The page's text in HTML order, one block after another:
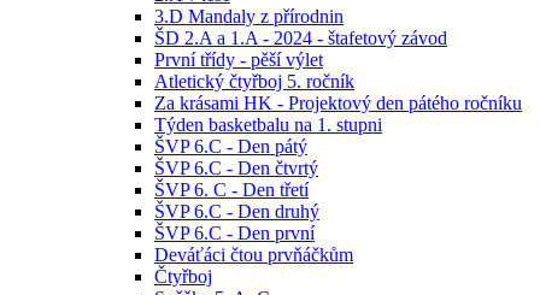
3.D Mandaly z přírodnin
ŠD 2.A a 1.A - 2024 - štafetový závod
První třídy - pěší výlet
Atletický čtyřboj 5. ročník
Za krásami HK - Projektový den pátého ročníku
Týden basketbalu na 1. stupni
ŠVP 6.C - Den pátý
ŠVP 6.C - Den čtvrtý
ŠVP 6. C - Den třetí
ŠVP 6.C - Den druhý
ŠVP 6.C - Den první
Deváťáci čtou prvňáčkům
Čtyřboj